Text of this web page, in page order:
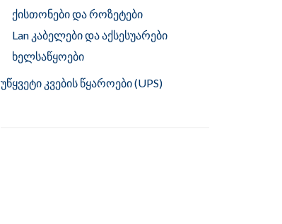
ქისთონები და როზეტები
Lan კაბელები და აქსესუარები
ხელსაწყოები
უწყვეტი კვების წყაროები (UPS)